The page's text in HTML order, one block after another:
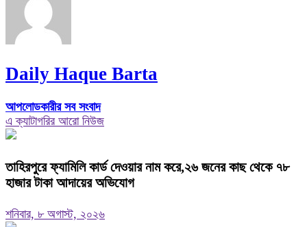
Daily Haque Barta
আপলোডকারীর সব সংবাদ
এ ক্যাটাগরির আরো নিউজ
তাহিরপুরে ফ্যামিলি কার্ড দেওয়ার নাম করে,২৬ জনের কাছ থেকে ৭৮
হাজার টাকা আদায়ের অভিযোগ
শনিবার, ৮ অগাস্ট, ২০২৬